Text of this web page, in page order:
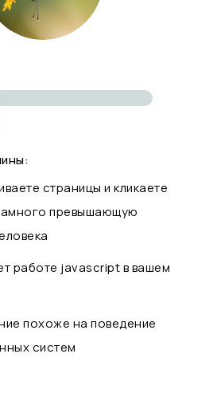
страницы и кликаете
превышающую
работе javascript в вашем
похоже на поведение
систем